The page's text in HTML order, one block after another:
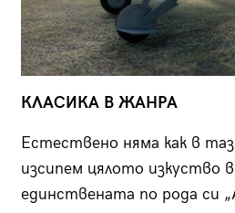
КЛАСИКА В ЖАНРА
Естествено няма как в
изсипем цялото изкуство
единствената по рода си